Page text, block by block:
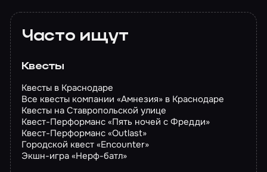
Часто ищут
Квесты
Квесты в Краснодаре
Все квесты компании «Амнезия» в Краснодаре
Квесты на Ставропольской улице
Квест-Перформанс «Пять ночей с Фредди»
Квест-Перформанс «Outlast»
Городской квест «Encounter»
Экшн-игра «Нерф-батл»